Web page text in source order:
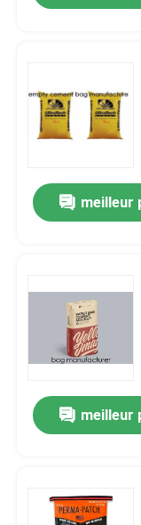
Produits
meilleur
meilleur